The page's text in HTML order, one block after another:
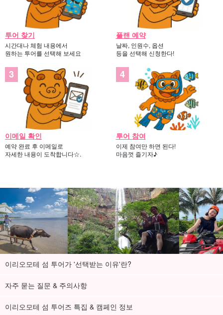
투어 찾기
시간대나 체험 내용에서
원하는 투어를 선택해 보세요
플랜 예약
날짜, 인원수, 옵션
등을 선택해 신청한다!
이메일 확인
예약 완료 후 이메일로
자세한 내용이 도착합니다☆.
투어 참여
이제 참여만 하면 된다!
마음껏 즐기자♪
이리오모테 섬 투어가 '선택받는 이유'란?
자주 묻는 질문 & 주의사항
이리오모테 섬 투어즈 특집 & 캠페인 정보